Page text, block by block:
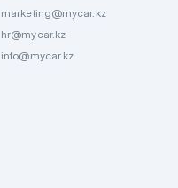
marketing@mycar.kz
hr@mycar.kz
info@mycar.kz